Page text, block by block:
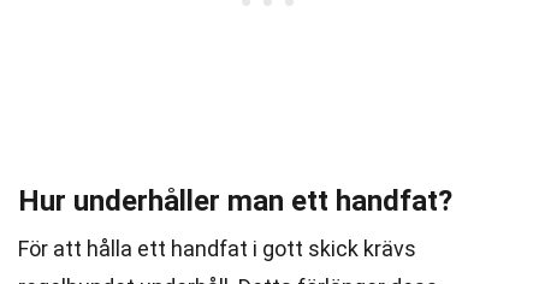
Hur underhåller man ett handfat?
För att hålla ett handfat i gott skick krävs